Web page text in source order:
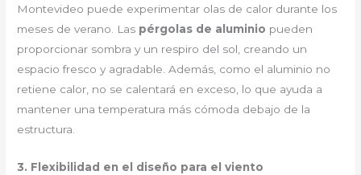
Montevideo puede experimentar olas de calor durante los
meses de verano. Las pérgolas de aluminio pueden
proporcionar sombra y un respiro del sol, creando un
espacio fresco y agradable. Además, como el aluminio no
retiene calor, no se calentará en exceso, lo que ayuda a
mantener una temperatura más cómoda debajo de la
estructura.
3. Flexibilidad en el diseño para el viento